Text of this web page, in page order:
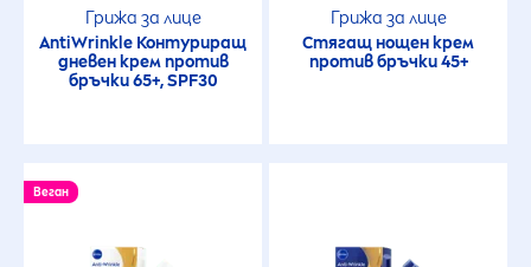
Грижа за лице
AntiWrinkle Контуриращ
дневен крем против
бръчки 65+, SPF30
Грижа за лице
Стягащ нощен крем
против бръчки 45+
Веган